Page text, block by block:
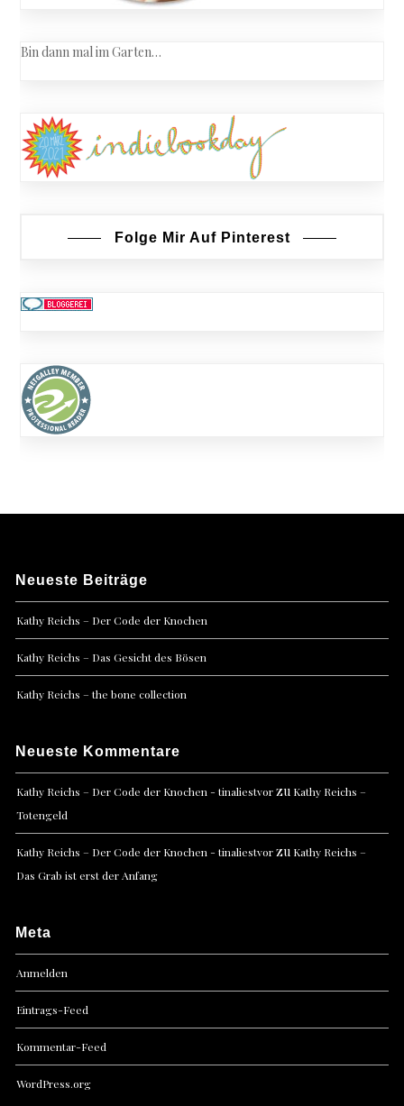
Bin dann mal im Garten…
Folge Mir Auf Pinterest
Neueste Beiträge
Kathy Reichs – Der Code der Knochen
Kathy Reichs – Das Gesicht des Bösen
Kathy Reichs – the bone collection
Neueste Kommentare
Kathy Reichs – Der Code der Knochen - tinaliestvorzu Kathy Reichs –
Totengeld
Kathy Reichs – Der Code der Knochen - tinaliestvorzu Kathy Reichs –
Das Grab ist erst der Anfang
Meta
Anmelden
Eintrags-Feed
Kommentar-Feed
WordPress.org